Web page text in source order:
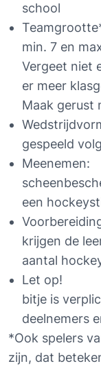
school
Teamgrootte*:
min. 7 en
Vergeet niet
er meer
Maak gerust
Wedstrijdvorm:
gespeeld
Meenemen:
een
Voorbereiding:
krijgen de
aantal
Let op!
bitje is
deelnemers
*Ook spelers
zijn, dat